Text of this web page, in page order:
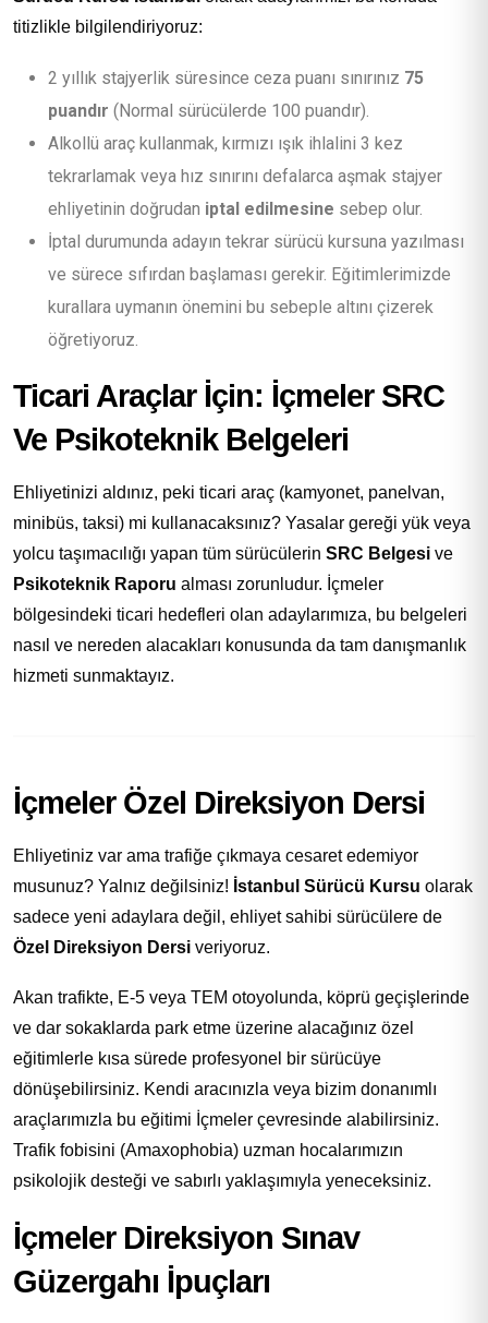
titizlikle bilgilendiriyoruz:
2 yıllık stajyerlik süresince ceza puanı sınırınız 75
puandır (Normal sürücülerde 100 puandır).
Alkollü araç kullanmak, kırmızı ışık ihlalini 3 kez
tekrarlamak veya hız sınırını defalarca aşmak stajyer
ehliyetinin doğrudan iptal edilmesine sebep olur.
İptal durumunda adayın tekrar sürücü kursuna yazılması
ve sürece sıfırdan başlaması gerekir. Eğitimlerimizde
kurallara uymanın önemini bu sebeple altını çizerek
öğretiyoruz.
Ticari Araçlar İçin: İçmeler SRC
Ve Psikoteknik Belgeleri
Ehliyetinizi aldınız, peki ticari araç (kamyonet, panelvan,
minibüs, taksi) mi kullanacaksınız? Yasalar gereği yük veya
yolcu taşımacılığı yapan tüm sürücülerin SRC Belgesi ve
Psikoteknik Raporu alması zorunludur. İçmeler
bölgesindeki ticari hedefleri olan adaylarımıza, bu belgeleri
nasıl ve nereden alacakları konusunda da tam danışmanlık
hizmeti sunmaktayız.
İçmeler Özel Direksiyon Dersi
Ehliyetiniz var ama trafiğe çıkmaya cesaret edemiyor
musunuz? Yalnız değilsiniz! İstanbul Sürücü Kursu olarak
sadece yeni adaylara değil, ehliyet sahibi sürücülere de
Özel Direksiyon Dersi veriyoruz.
Akan trafikte, E-5 veya TEM otoyolunda, köprü geçişlerinde
ve dar sokaklarda park etme üzerine alacağınız özel
eğitimlerle kısa sürede profesyonel bir sürücüye
dönüşebilirsiniz. Kendi aracınızla veya bizim donanımlı
araçlarımızla bu eğitimi İçmeler çevresinde alabilirsiniz.
Trafik fobisini (Amaxophobia) uzman hocalarımızın
psikolojik desteği ve sabırlı yaklaşımıyla yeneceksiniz.
İçmeler Direksiyon Sınav
Güzergahı İpuçları